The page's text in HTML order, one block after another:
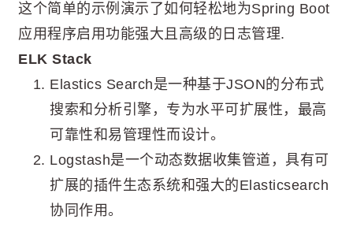
这个简单的示例演示了如何轻松地为Spring Boot
应用程序启用功能强大且高级的日志管理.
ELK Stack
Elastics Search是一种基于JSON的分布式
搜索和分析引擎，专为水平可扩展性，最高
可靠性和易管理性而设计。
Logstash是一个动态数据收集管道，具有可
扩展的插件生态系统和强大的Elasticsearch
协同作用。